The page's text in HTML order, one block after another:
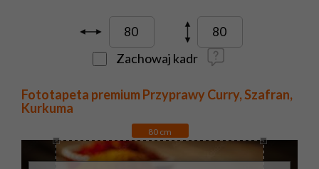
Fototapeta premium Przyprawy Curry, Szafran,
Kurkuma
80 cm
Zachowaj kadr